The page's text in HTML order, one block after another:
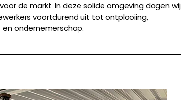
de markt. In deze solide omgeving dagen wij
voortdurend uit tot ontplooiing,
ondernemerschap.